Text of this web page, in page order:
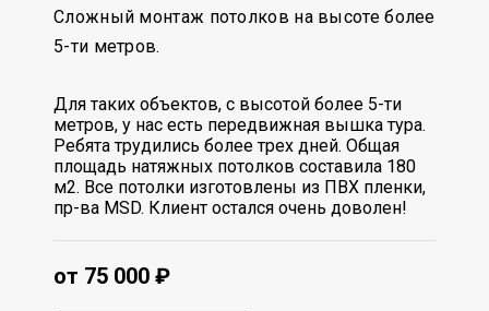
Сложный монтаж потолков на высоте более
5-ти метров.
Для таких объектов, с высотой более 5-ти
метров, у нас есть передвижная вышка тура.
Ребята трудились более трех дней. Общая
площадь натяжных потолков составила 180
м2. Все потолки изготовлены из ПВХ пленки,
пр-ва MSD. Клиент остался очень доволен!
от 75 000 ₽